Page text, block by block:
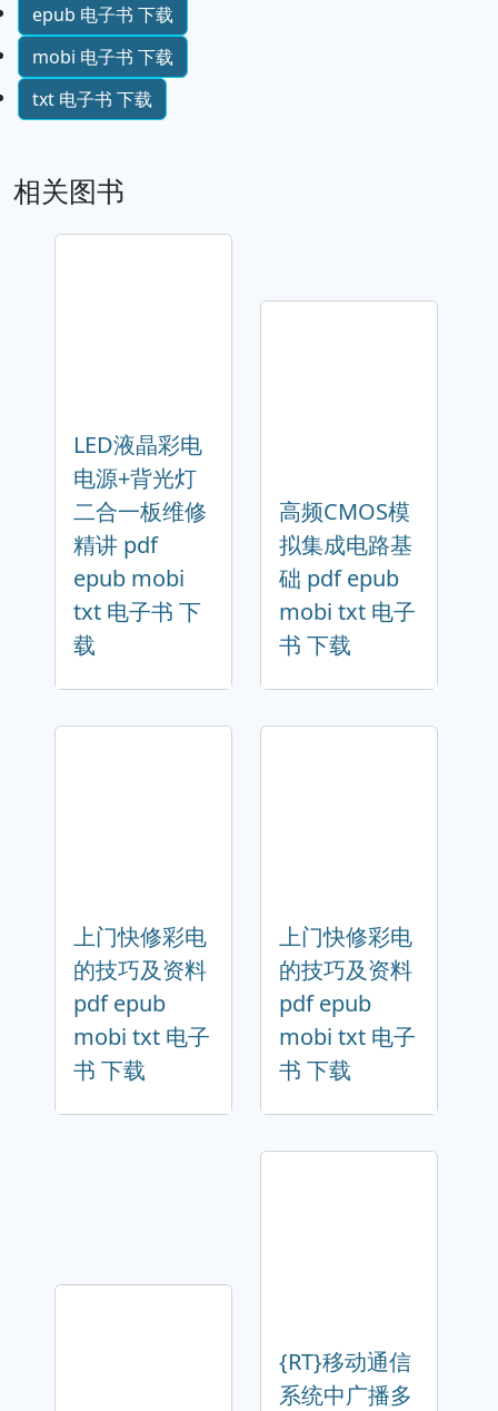
epub 电子书 下载
mobi 电子书 下载
txt 电子书 下载
相关图书
LED液晶彩电
电源+背光灯
二合一板维修
精讲 pdf
epub mobi
txt 电子书 下
载
高频CMOS模
拟集成电路基
础 pdf epub
mobi txt 电子
书 下载
上门快修彩电
的技巧及资料
pdf epub
mobi txt 电子
书 下载
上门快修彩电
的技巧及资料
pdf epub
mobi txt 电子
书 下载
{RT}移动通信
系统中广播多